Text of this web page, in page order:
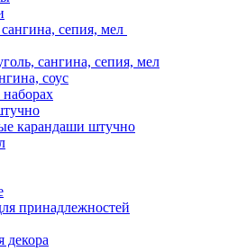
сепия, мел
сангина, сепия, мел
соус
наборах
карандаши штучно
принадлежностей
декора